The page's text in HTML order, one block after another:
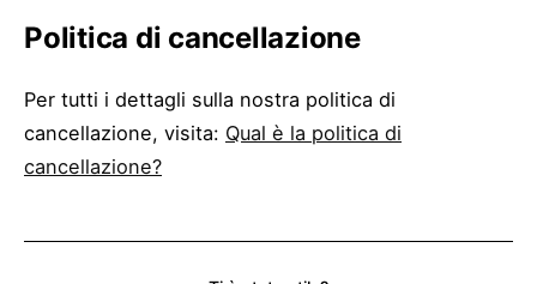
Politica di cancellazione
Per tutti i dettagli sulla nostra politica di
cancellazione, visita: Qual è la politica di
cancellazione?